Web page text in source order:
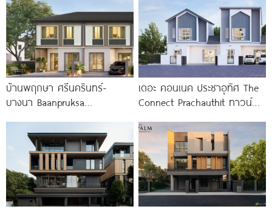
บ้านพฤกษา ศรีนครินทร์-
บางนา Baanpruksa
และบ้านแฝด ใกล้ Mega บางนา
เพียง 5
เดอะ คอนเนค ประชาอุทิศ The
Connect Prachauthit ทาวน์
ศักยภาพซอยสุขสวัสดิ์ 78 ราคา
เริ่ม